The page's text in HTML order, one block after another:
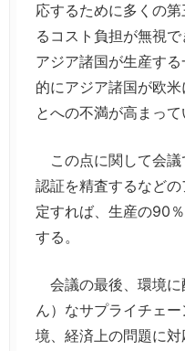
応するために多くの
るコスト負担が無視
アジア諸国が生産す
的にアジア諸国が欧
とへの不満が高まって
この点に関して会議
認証を精査するなど
定すれば、生産の90
する。
会議の最後、環境に
ん）なサプライチェ
境、経済上の問題に対